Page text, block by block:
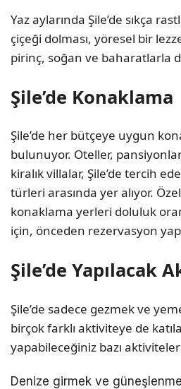
Yaz aylarında Şile’de sıkça
çiçeği dolması, yöresel bir
pirinç, soğan ve baharatlarla
Şile’de Konaklama
Şile’de her bütçeye uygun
bulunuyor. Oteller,
kiralık villalar, Şile’de tercih
türleri arasında yer alıyor.
konaklama yerleri doluluk
için, önceden rezervasyon
Şile’de Yapılacak
Şile’de sadece gezmek ve
birçok farklı aktiviteye de
yapabileceğiniz bazı
Denize girmek ve